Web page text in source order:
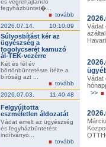
és végrehajtandó
fegyházbüntet�...
tovább
2026.07.14.
10:10:09
Súlyosbítást kér az
ügyészség a
fogolycserét kamuzó
ál-TEK-vezérre
Két és fél év
börtönbüntetésre ítélte a
bíróság azt ...
tovább
2026.07.03.
11:40:48
Felgyújtotta
eszméletlen áldozatát
Vádat emelt az ügyészség
és fegyházbüntetést
indítványo...
tovább
Vádat
Vádat
>>